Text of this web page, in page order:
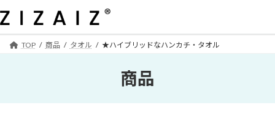
ン
ビ
TOP 商品 タオル ★ハイブリッドなハンカチ・タオル
商品